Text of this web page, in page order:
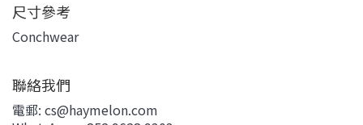
尺寸參考
Conchwear
聯絡我們
電郵: cs@haymelon.com